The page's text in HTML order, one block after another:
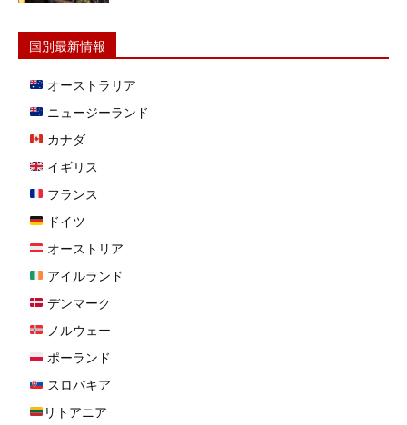
国別最新情報
オーストラリア
ニュージーランド
カナダ
イギリス
フランス
ドイツ
オーストリア
アイルランド
デンマーク
ノルウェー
ポーランド
スロバキア
リトアニア